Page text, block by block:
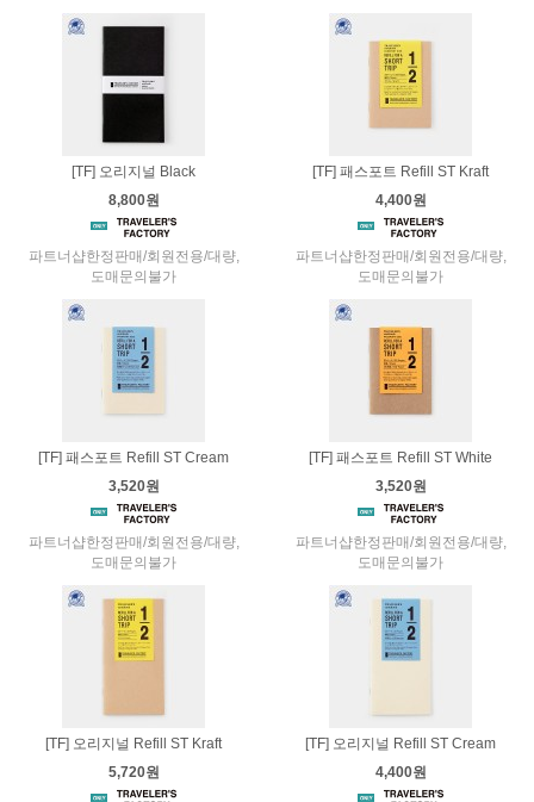
[TF] 오리지널 Black
8,800원
파트너샵한정판매/회원전용/대량,
도매문의불가
[TF] 패스포트 Refill ST Kraft
4,400원
파트너샵한정판매/회원전용/대량,
도매문의불가
[TF] 패스포트 Refill ST Cream
3,520원
파트너샵한정판매/회원전용/대량,
도매문의불가
[TF] 패스포트 Refill ST White
3,520원
파트너샵한정판매/회원전용/대량,
도매문의불가
[TF] 오리지널 Refill ST Kraft
5,720원
[TF] 오리지널 Refill ST Cream
4,400원